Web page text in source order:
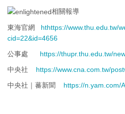
相關報導
東海官網 hthttps://www.thu.edu.tw/
cid=22&id=4656
公事處
https://thupr.thu.edu.tw/
中央社
https://www.cna.com.tw/
中央社｜蕃新聞
https://n.yam.com/